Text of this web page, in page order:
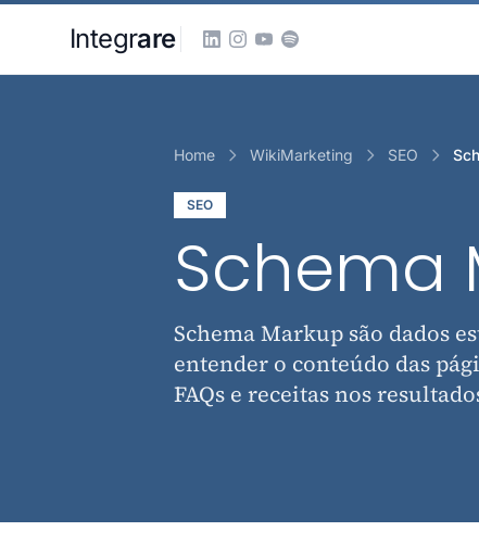
Integrare
Home WikiMarketing SEO
SEO
Schema
Schema Markup são dados
entender o conteúdo das
FAQs e receitas nos